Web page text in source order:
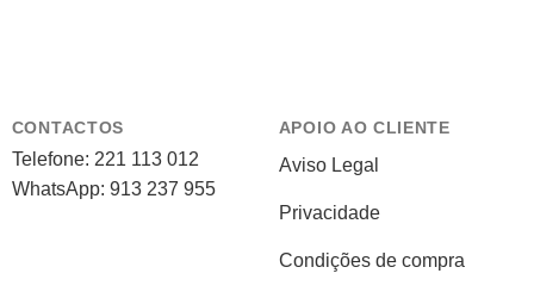
CONTACTOS
Telefone: 221 113 012
WhatsApp: 913 237 955
APOIO AO CLIENTE
Aviso Legal
Privacidade
Condições de compra